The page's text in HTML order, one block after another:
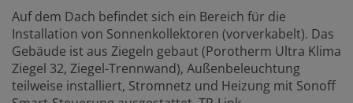
Auf dem Dach befindet sich ein Bereich für die
Installation von Sonnenkollektoren (vorverkabelt). Das
Gebäude ist aus Ziegeln gebaut (Porotherm Ultra Klima
Ziegel 32, Ziegel-Trennwand), Außenbeleuchtung
teilweise installiert, Stromnetz und Heizung mit Sonoff